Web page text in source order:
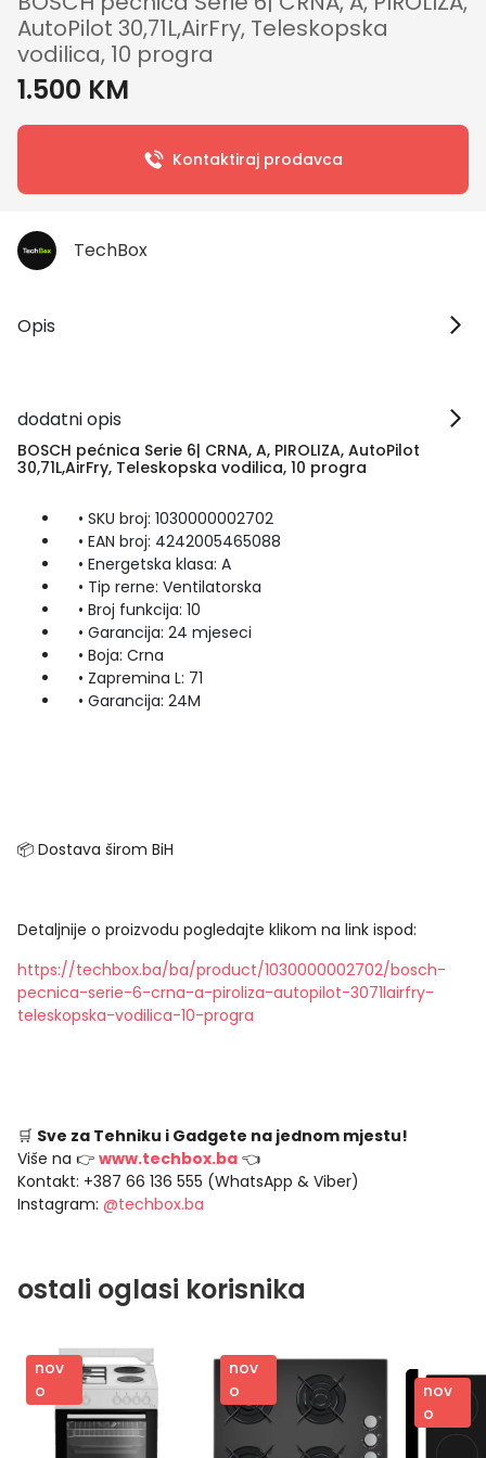
AutoPilot 30,71L,AirFry, Teleskopska
vodilica, 10 progra
1.500 KM
Kontaktiraj prodavca
TechBox
Opis
dodatni opis
BOSCH pećnica Serie 6| CRNA, A, PIROLIZA, AutoPilot
30,71L,AirFry, Teleskopska vodilica, 10 progra
• SKU broj: 1030000002702
• EAN broj: 4242005465088
• Energetska klasa: A
• Tip rerne: Ventilatorska
• Broj funkcija: 10
• Garancija: 24 mjeseci
• Boja: Crna
• Zapremina L: 71
• Garancija: 24M
📦 Dostava širom BiH
Detaljnije o proizvodu pogledajte klikom na link ispod:
https://techbox.ba/ba/product/1030000002702/bosch-
pecnica-serie-6-crna-a-piroliza-autopilot-3071lairfry-
teleskopska-vodilica-10-progra
🛒 Sve za Tehniku i Gadgete na jednom mjestu!
Više na 👉 www.techbox.ba 👈
Kontakt: +387 66 136 555 (WhatsApp & Viber)
Instagram: @techbox.ba
ostali oglasi korisnika
nov
o
nov
o
nov
o